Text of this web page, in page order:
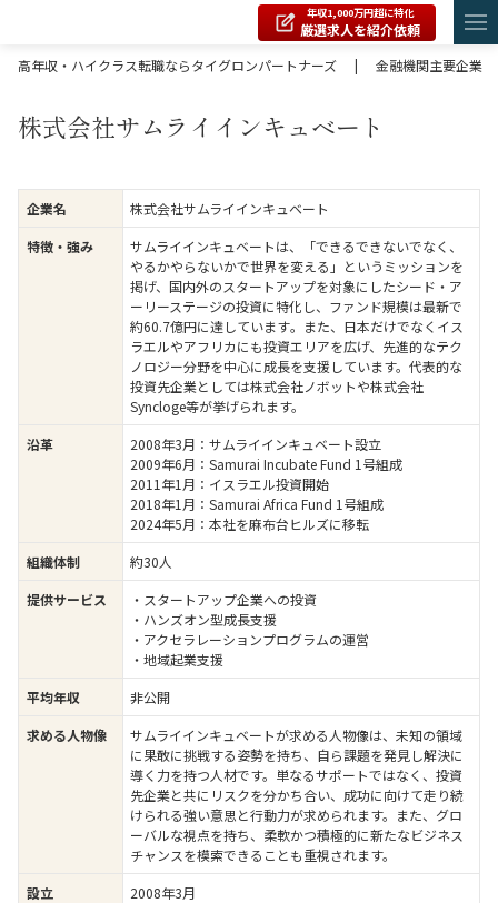
年収1,000万円超に特化
厳選求人を紹介依頼
高年収・ハイクラス転職ならタイグロンパートナーズ
| 金融機関主要企業
株式会社サムライインキュベート
企業名 株式会社サムライインキュベート
特徴・強み
サムライインキュベートは、「できるできないでなく、
やるかやらないかで世界を変える」というミッションを
掲げ、国内外のスタートアップを対象にしたシード・ア
ーリーステージの投資に特化し、ファンド規模は最新で
約60.7億円に達しています​。また、日本だけでなくイス
ラエルやアフリカにも投資エリアを広げ、先進的なテク
ノロジー分野を中心に成長を支援しています。代表的な
投資先企業としては株式会社ノボットや株式会社
Syncloge等が挙げられます。
沿革
2008年3月：サムライインキュベート設立
2009年6月：Samurai Incubate Fund 1号組成
2011年1月：イスラエル投資開始
2018年1月：Samurai Africa Fund 1号組成
2024年5月：本社を麻布台ヒルズに移転
組織体制 約30人
提供サービス
・スタートアップ企業への投資
・ハンズオン型成長支援
・アクセラレーションプログラムの運営
・地域起業支援
平均年収 非公開
求める人物像
サムライインキュベートが求める人物像は、未知の領域
に果敢に挑戦する姿勢を持ち、自ら課題を発見し解決に
導く力を持つ人材です。単なるサポートではなく、投資
先企業と共にリスクを分かち合い、成功に向けて走り続
けられる強い意思と行動力が求められます。また、グロ
ーバルな視点を持ち、柔軟かつ積極的に新たなビジネス
チャンスを模索できることも重視されます。
設立 2008年3月